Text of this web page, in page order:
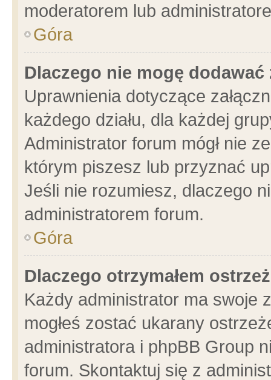
moderatorem lub
Góra
Dlaczego nie mogę dodawać
Uprawnienia dotyczące
każdego działu, dla każdej
Administrator forum mógł nie
którym piszesz lub przyznać
Jeśli nie rozumiesz, dlaczego
administratorem forum.
Góra
Dlaczego otrzymałem
Każdy administrator ma swoje
mogłeś zostać ukarany
administratora i phpBB Group
forum. Skontaktuj się z